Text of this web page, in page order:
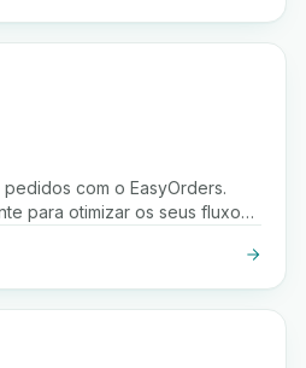
com o EasyOrders.
para otimizar os seus fluxos